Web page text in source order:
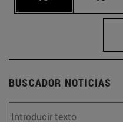
BUSCADOR NOTICIAS